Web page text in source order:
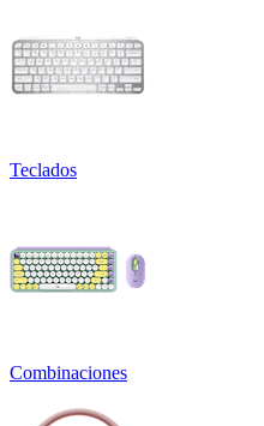
Teclados
Combinaciones